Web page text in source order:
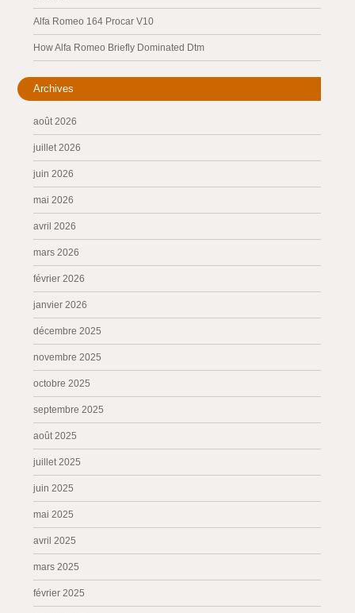
Alfa Romeo 164 Procar V10
How Alfa Romeo Briefly Dominated Dtm
Archives
août 2026
juillet 2026
juin 2026
mai 2026
avril 2026
mars 2026
février 2026
janvier 2026
décembre 2025
novembre 2025
octobre 2025
septembre 2025
août 2025
juillet 2025
juin 2025
mai 2025
avril 2025
mars 2025
février 2025